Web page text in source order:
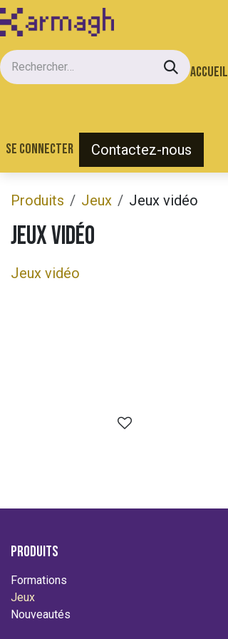
Se rendre au contenu
Accueil
Se connecter Contactez-nous
Produits Jeux Jeux vidéo
Jeux vidéo
Jeux vidéo
Produits
Formations
Jeux
Nouveautés